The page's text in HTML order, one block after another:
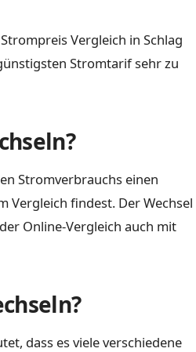
Vergleich in Schlag
Stromtarif sehr zu
Stromverbrauchs einen
Vergleich findest. Der Wechsel
Online-Vergleich auch mit
dass es viele verschiedene